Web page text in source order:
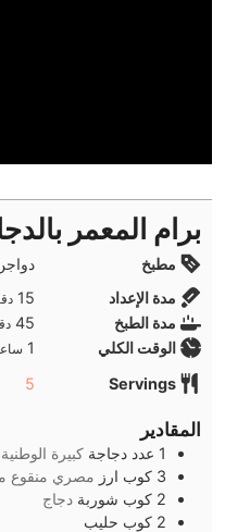
برام المعمر
مطبخ
مدة الإعداد
15
مدة الطبخ 45
الوقت الكلي 1
Servings
5
المقادير
1 عدد دجاجة كبيرة
3 كوب ارز مصري منقوع
2 كوب شوربة دجاج
2 كوب حليب